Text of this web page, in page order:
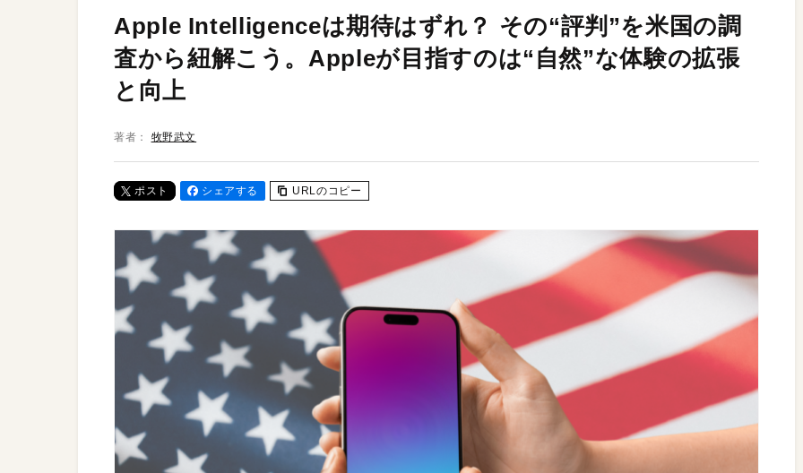
Apple Intelligenceは期待はずれ？ その“評判”を米国の調
査から紐解こう。Appleが目指すのは“自然”な体験の拡張
と向上
著者： 牧野武文
ポスト シェアする URLのコピー